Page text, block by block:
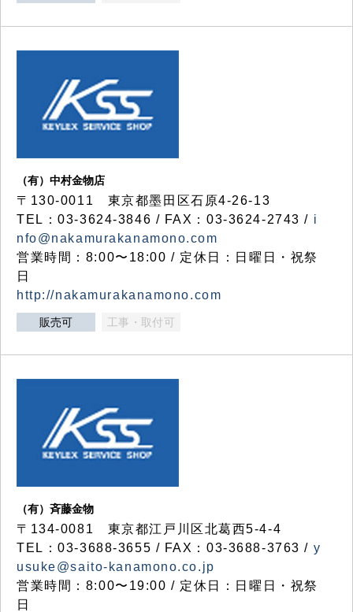
（有）中村金物店
〒130-0011 東京都墨田区石原4-26-13
TEL：03-3624-3846 / FAX：03-3624-2743 / i
nfo@nakamurakanamono.com
営業時間：8:00〜18:00 / 定休日：日曜日・祝祭
日
http://nakamurakanamono.com
販売可 工事・取付可
（有）斉藤金物
〒134-0081 東京都江戸川区北葛西5-4-4
TEL：03-3688-3655 / FAX：03-3688-3763 / y
usuke@saito-kanamono.co.jp
営業時間：8:00〜19:00 / 定休日：日曜日・祝祭
日